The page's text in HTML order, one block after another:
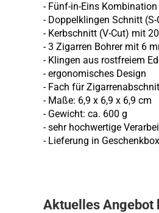
- Fünf-in-Eins Kombination
- Doppelklingen Schnitt
- Kerbschnitt (V-Cut) mit
- 3 Zigarren Bohrer mit 6
- Klingen aus rostfreiem
- ergonomisches Design
- Fach für
- Maße: 6,9 x 6,9 x 6,9 cm
- Gewicht: ca. 600 g
- sehr hochwertige
- Lieferung in Geschenkbox
Aktuelles Angebot